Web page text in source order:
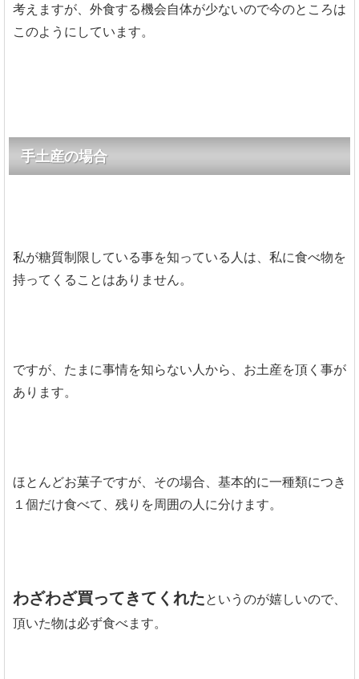
考えますが、外食する機会自体が少ないので今のところは
このようにしています。
手土産の場合
私が糖質制限している事を知っている人は、私に食べ物を
持ってくることはありません。
ですが、たまに事情を知らない人から、お土産を頂く事が
あります。
ほとんどお菓子ですが、その場合、基本的に一種類につき
１個だけ食べて、残りを周囲の人に分けます。
わざわざ買ってきてくれたというのが嬉しいので、
頂いた物は必ず食べます。